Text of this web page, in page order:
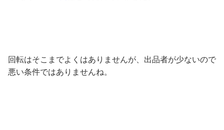
回転はそこまでよくはありませんが、出品者が少ないので
悪い条件ではありませんね。